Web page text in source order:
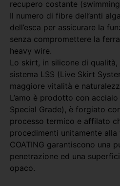
recupero costante
Il numero di fibre dell’anti
dell’esca per assicurare la
senza compromettere la
heavy wire.
Lo skirt, in silicone di
sistema LSS (Live Skirt
maggiore vitalità e
L’amo è prodotto con
Special Grade), è forgiato
processo termico e affilato
procedimenti unitamente
COATING garantiscono una
penetrazione ed una
opaco.